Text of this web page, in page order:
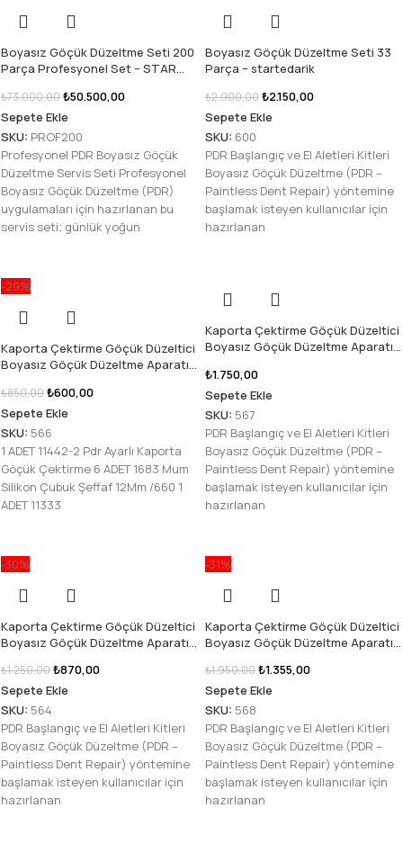
Boyasız Göçük Düzeltme Seti 200
Parça Profesyonel Set – STAR
₺73.000,00₺50.500,00
Sepete Ekle
SKU: PROF200
Profesyonel PDR Boyasız Göçük
Düzeltme Servis Seti Profesyonel
Boyasız Göçük Düzeltme (PDR)
uygulamaları için hazırlanan bu
servis seti; günlük yoğun
Boyasız Göçük Düzeltme Seti 33
Parça – startedarik
₺2.900,00 ₺2.150,00
Sepete Ekle
SKU: 600
PDR Başlangıç ve El Aletleri Kitleri
Boyasız Göçük Düzeltme (PDR –
Paintless Dent Repair) yöntemine
başlamak isteyen kullanıcılar için
hazırlanan
-29%
Kaporta Çektirme Göçük Düzeltici
Boyasız Göçük Düzeltme Aparatı
₺850,00₺600,00
Sepete Ekle
SKU: 566
1 ADET 11442-2 Pdr Ayarlı Kaporta
Göçük Çektirme 6 ADET 1683 Mum
Silikon Çubuk Şeffaf 12Mm /660 1
ADET 11333
Kaporta Çektirme Göçük Düzeltici
Boyasız Göçük Düzeltme Aparatı
₺1.750,00
Sepete Ekle
SKU: 567
PDR Başlangıç ve El Aletleri Kitleri
Boyasız Göçük Düzeltme (PDR –
Paintless Dent Repair) yöntemine
başlamak isteyen kullanıcılar için
hazırlanan
-30%
Kaporta Çektirme Göçük Düzeltici
Boyasız Göçük Düzeltme Aparatı
₺1.250,00₺870,00
Sepete Ekle
SKU: 564
PDR Başlangıç ve El Aletleri Kitleri
Boyasız Göçük Düzeltme (PDR –
Paintless Dent Repair) yöntemine
başlamak isteyen kullanıcılar için
hazırlanan
-31%
Kaporta Çektirme Göçük Düzeltici
Boyasız Göçük Düzeltme Aparatı
₺1.950,00 ₺1.355,00
Sepete Ekle
SKU: 568
PDR Başlangıç ve El Aletleri Kitleri
Boyasız Göçük Düzeltme (PDR –
Paintless Dent Repair) yöntemine
başlamak isteyen kullanıcılar için
hazırlanan